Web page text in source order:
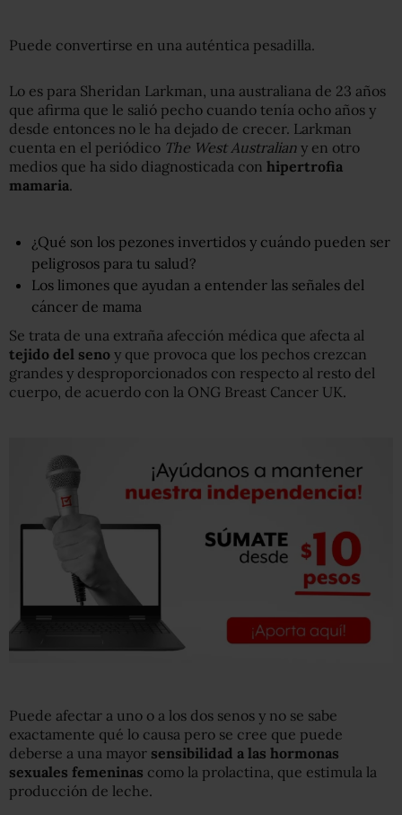
Puede convertirse en una auténtica pesadilla.
Lo es para Sheridan Larkman, una australiana de 23 años
que afirma que le salió pecho cuando tenía ocho años y
desde entonces no le ha dejado de crecer. Larkman
cuenta en el periódico The West Australian y en otro
medios que ha sido diagnosticada con hipertrofia
mamaria.
¿Qué son los pezones invertidos y cuándo pueden ser
peligrosos para tu salud?
Los limones que ayudan a entender las señales del
cáncer de mama
Se trata de una extraña afección médica que afecta al
tejido del seno y que provoca que los pechos crezcan
grandes y desproporcionados con respecto al resto del
cuerpo, de acuerdo con la ONG Breast Cancer UK.
Puede afectar a uno o a los dos senos y no se sabe
exactamente qué lo causa pero se cree que puede
deberse a una mayor sensibilidad a las hormonas
sexuales femeninas como la prolactina, que estimula la
producción de leche.